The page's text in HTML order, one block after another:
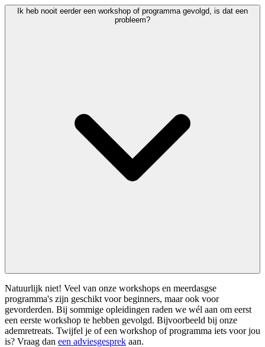
Ik heb nooit eerder een workshop of programma gevolgd, is dat een
probleem?
Natuurlijk niet! Veel van onze workshops en meerdasgse
programma's zijn geschikt voor beginners, maar ook voor
gevorderden. Bij sommige opleidingen raden we wél aan om eerst
een eerste workshop te hebben gevolgd. Bijvoorbeeld bij onze
ademretreats. Twijfel je of een workshop of programma iets voor jou
is? Vraag dan een adviesgesprek aan.